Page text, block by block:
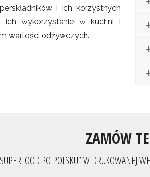
i ich korzystnych
ich wykorzystanie w kuchni i
wartości odżywczych.
ZAMÓW
PO POLSKU” W DRUKOWANEJ